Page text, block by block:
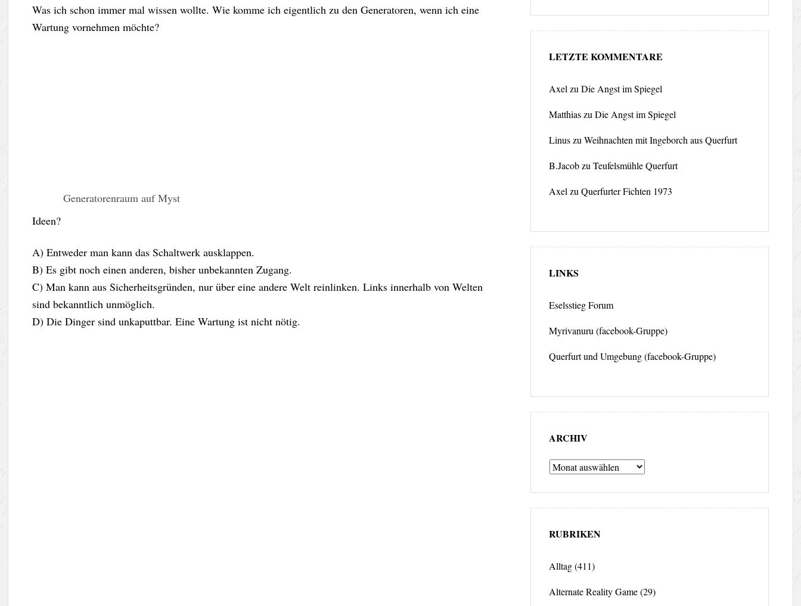
Was ich schon immer mal wissen wollte. Wie komme ich eigentlich zu den Generatoren, wenn ich eine
Wartung vornehmen möchte?
Generatorenraum auf Myst
Ideen?
A) Entweder man kann das Schaltwerk ausklappen.
B) Es gibt noch einen anderen, bisher unbekannten Zugang.
C) Man kann aus Sicherheitsgründen, nur über eine andere Welt reinlinken. Links innerhalb von Welten
sind bekanntlich unmöglich.
D) Die Dinger sind unkaputtbar. Eine Wartung ist nicht nötig.
LETZTE KOMMENTARE
Axel zu Die Angst im Spiegel
Matthiaszu Die Angst im Spiegel
Linuszu Weihnachten mit Ingeborch aus Querfurt
B.Jacobzu Teufelsmühle Querfurt
Axel zu Querfurter Fichten 1973
LINKS
Eselsstieg Forum
Myrivanuru (facebook-Gruppe)
Querfurt und Umgebung (facebook-Gruppe)
ARCHIV
Archiv
RUBRIKEN
Alltag(411)
Alternate Reality Game(29)